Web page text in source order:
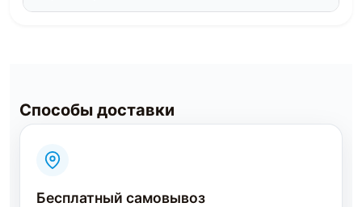
Способы доставки
Бесплатный самовывоз